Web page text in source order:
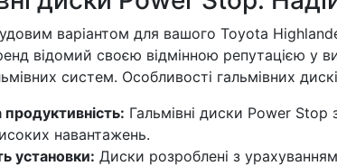
варіантом для вашого Toyota
відомий своєю відмінною репутацією у
систем. Особливості гальмівних
Гальмівні диски Power Stop
навантажень.
установки: Диски розроблені з